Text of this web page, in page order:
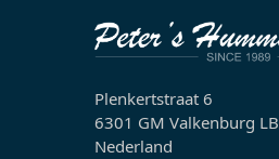
Plenkertstraat 6
6301 GM Valkenburg LB
Nederland